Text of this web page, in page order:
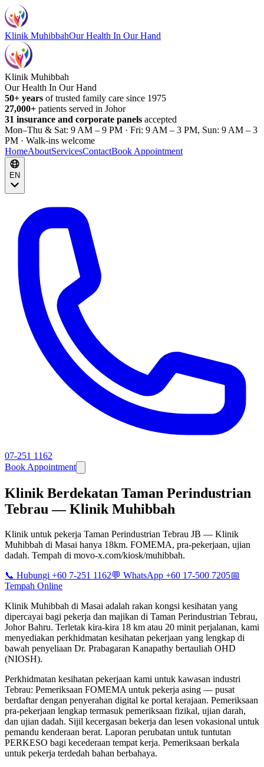
Klinik MuhibbahOur Health In Our Hand
Klinik Muhibbah
Our Health In Our Hand
50+ years of trusted family care since 1975
27,000+ patients served in Johor
31 insurance and corporate panels accepted
Mon–Thu & Sat: 9 AM – 9 PM · Fri: 9 AM – 3 PM, Sun: 9 AM – 3
PM · Walk-ins welcome
HomeAboutServicesContactBook Appointment
EN
07-251 1162
Book Appointment
Klinik Berdekatan Taman Perindustrian
Tebrau — Klinik Muhibbah
Klinik untuk pekerja Taman Perindustrian Tebrau JB — Klinik
Muhibbah di Masai hanya 18km. FOMEMA, pra-pekerjaan, ujian
dadah. Tempah di movo-x.com/kiosk/muhibbah.
📞 Hubungi +60 7-251 1162💬 WhatsApp +60 17-500 7205📅
Tempah Online
Klinik Muhibbah di Masai adalah rakan kongsi kesihatan yang
dipercayai bagi pekerja dan majikan di Taman Perindustrian Tebrau,
Johor Bahru. Terletak kira-kira 18 km atau 20 minit perjalanan, kami
menyediakan perkhidmatan kesihatan pekerjaan yang lengkap di
bawah penyeliaan Dr. Prabagaran Kanapathy bertauliah OHD
(NIOSH).
Perkhidmatan kesihatan pekerjaan kami untuk kawasan industri
Tebrau: Pemeriksaan FOMEMA untuk pekerja asing — pusat
berdaftar dengan penyerahan digital ke portal kerajaan. Pemeriksaan
pra-pekerjaan lengkap termasuk pemeriksaan fizikal, ujian darah,
dan ujian dadah. Sijil kecergasan bekerja dan lesen vokasional untuk
pemandu kenderaan berat. Laporan perubatan untuk tuntutan
PERKESO bagi kecederaan tempat kerja. Pemeriksaan berkala
untuk pekerja terdedah bahan berbahaya.